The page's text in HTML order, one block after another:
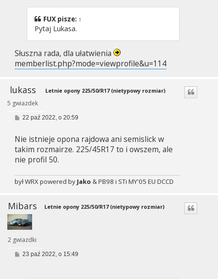
FUX pisze: ↑
Pytaj Lukasa.
Słuszna rada, dla ułatwienia
memberlist.php?mode=viewprofile&u=114
lukass
5 gwiazdek
Letnie opony 225/50/R17 (nietypowy rozmiar)
P
t
22 paź 2022, o 20:59
Nie istnieje opona rajdowa ani semislick w
takim rozmairze. 225/45R17 to i owszem, ale
nie profil 50.
był WRX powered by Jako & PB98 i STi MY'05 EU DCCD
Mibars
2 gwiazdki
Letnie opony 225/50/R17 (nietypowy rozmiar)
P23 paź 2022, o 15:49